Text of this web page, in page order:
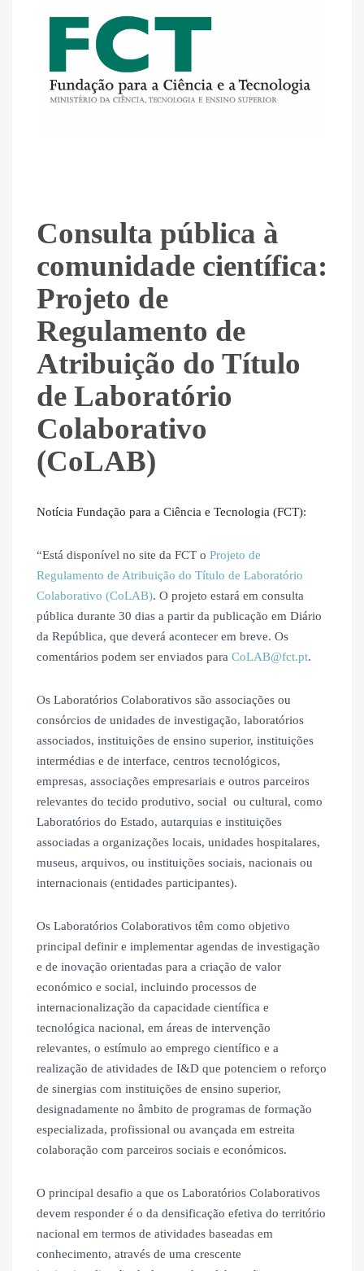
Consulta pública à
comunidade científica:
Projeto de
Regulamento de
Atribuição do Título
de Laboratório
Colaborativo
(CoLAB)
Notícia Fundação para a Ciência e Tecnologia (FCT):
“Está disponível no site da FCT o Projeto de
Regulamento de Atribuição do Título de Laboratório
Colaborativo (CoLAB). O projeto estará em consulta
pública durante 30 dias a partir da publicação em Diário
da República, que deverá acontecer em breve. Os
comentários podem ser enviados para CoLAB@fct.pt.
Os Laboratórios Colaborativos são associações ou
consórcios de unidades de investigação, laboratórios
associados, instituições de ensino superior, instituições
intermédias e de interface, centros tecnológicos,
empresas, associações empresariais e outros parceiros
relevantes do tecido produtivo, social ou cultural, como
Laboratórios do Estado, autarquias e instituições
associadas a organizações locais, unidades hospitalares,
museus, arquivos, ou instituições sociais, nacionais ou
internacionais (entidades participantes).
Os Laboratórios Colaborativos têm como objetivo
principal definir e implementar agendas de investigação
e de inovação orientadas para a criação de valor
económico e social, incluindo processos de
internacionalização da capacidade científica e
tecnológica nacional, em áreas de intervenção
relevantes, o estímulo ao emprego científico e a
realização de atividades de I&D que potenciem o reforço
de sinergias com instituições de ensino superior,
designadamente no âmbito de programas de formação
especializada, profissional ou avançada em estreita
colaboração com parceiros sociais e económicos.
O principal desafio a que os Laboratórios Colaborativos
devem responder é o da densificação efetiva do território
nacional em termos de atividades baseadas em
conhecimento, através de uma crescente